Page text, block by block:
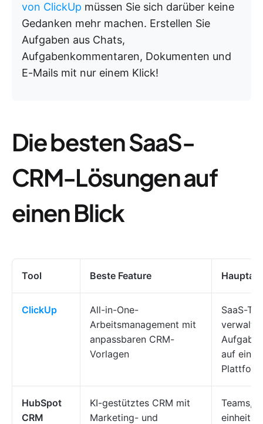
von ClickUp müssen Sie sich darüber keine
Gedanken mehr machen. Erstellen Sie
Aufgaben aus Chats,
Aufgabenkommentaren, Dokumenten und
E-Mails mit nur einem Klick!
Die besten SaaS-
CRM-Lösungen auf
einen Blick
Tool Beste Feature
ClickUp
All-in-One-
Arbeitsmanagement mit
anpassbaren CRM-
Vorlagen
SaaS-
auf einer
Plattform
HubSpot
CRM
KI-gestütztes CRM mit
Marketing- und
Teams,